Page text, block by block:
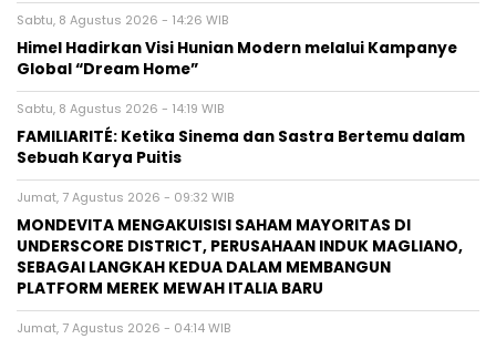
Sabtu, 8 Agustus 2026 - 14:26 WIB
Himel Hadirkan Visi Hunian Modern melalui Kampanye
Global “Dream Home”
Sabtu, 8 Agustus 2026 - 14:19 WIB
FAMILIARITÉ: Ketika Sinema dan Sastra Bertemu dalam
Sebuah Karya Puitis
Jumat, 7 Agustus 2026 - 09:32 WIB
MONDEVITA MENGAKUISISI SAHAM MAYORITAS DI
UNDERSCORE DISTRICT, PERUSAHAAN INDUK MAGLIANO,
SEBAGAI LANGKAH KEDUA DALAM MEMBANGUN
PLATFORM MEREK MEWAH ITALIA BARU
Jumat, 7 Agustus 2026 - 04:14 WIB